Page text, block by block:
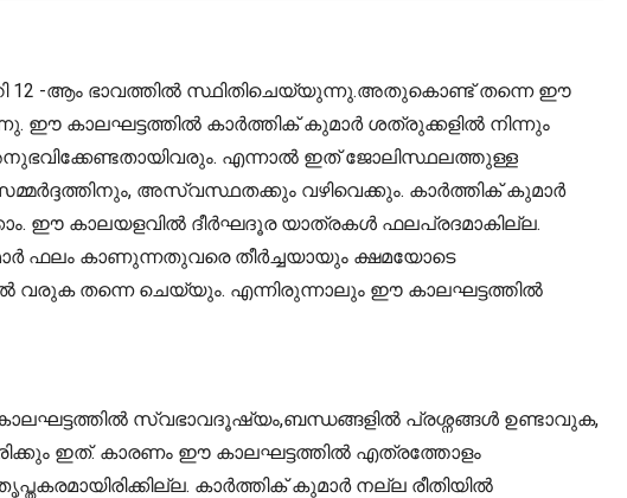
12 -ആം ഭാവത്തിൽ സ്ഥിതിചെയ്യുന്നു.അതുകൊണ്ട് തന്നെ ഈ
ഈ കാലഘട്ടത്തിൽ കാർത്തിക് കുമാർ ശത്രുക്കളിൽ നിന്നും
എന്നാൽ ഇത് ജോലിസ്ഥലത്തുള്ള
അസ്വസ്ഥതക്കും വഴിവെക്കും. കാർത്തിക് കുമാർ
ഈ കാലയളവിൽ ദീർഘദൂര യാത്രകൾ ഫലപ്രദമാകില്ല.
ഫലം കാണുന്നതുവരെ തീർച്ചയായും ക്ഷമയോടെ
വരുക തന്നെ ചെയ്യും. എന്നിരുന്നാലും ഈ കാലഘട്ടത്തിൽ
സ്വഭാവദൂഷ്യം,ബന്ധങ്ങളിൽ പ്രശ്നങ്ങൾ ഉണ്ടാവുക,
ഇത്. കാരണം ഈ കാലഘട്ടത്തിൽ എത്രത്തോളം
കാർത്തിക് കുമാർ നല്ല രീതിയിൽ